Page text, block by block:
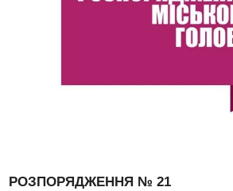
РОЗПОРЯДЖЕННЯ № 21